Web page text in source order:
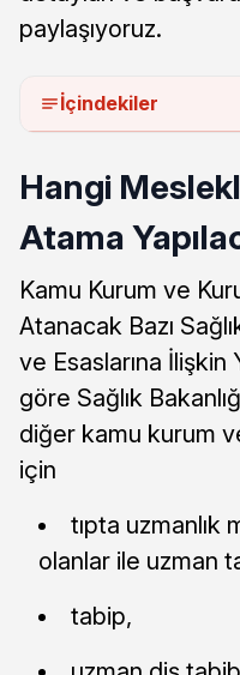
paylaşıyoruz.
İçindekiler
Hangi
Atama
Kamu Kurum ve
Atanacak Bazı
ve Esaslarına
göre Sağlık
diğer kamu kurum
için
tıpta uzmanlık
olanlar ile uzman
tabip,